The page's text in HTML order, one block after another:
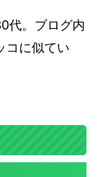
代。ブログ内
コに似てい